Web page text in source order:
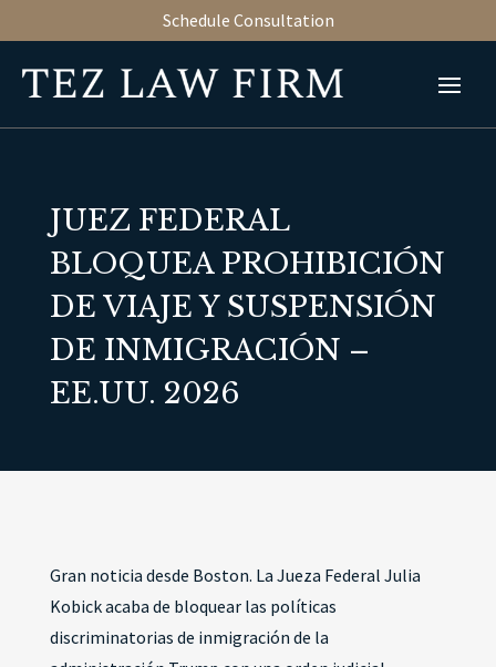
Schedule Consultation
JUEZ FEDERAL
BLOQUEA PROHIBICIÓN
DE VIAJE Y SUSPENSIÓN
DE INMIGRACIÓN –
EE.UU. 2026
Gran noticia desde Boston. La Jueza Federal Julia
Kobick acaba de bloquear las políticas
discriminatorias de inmigración de la